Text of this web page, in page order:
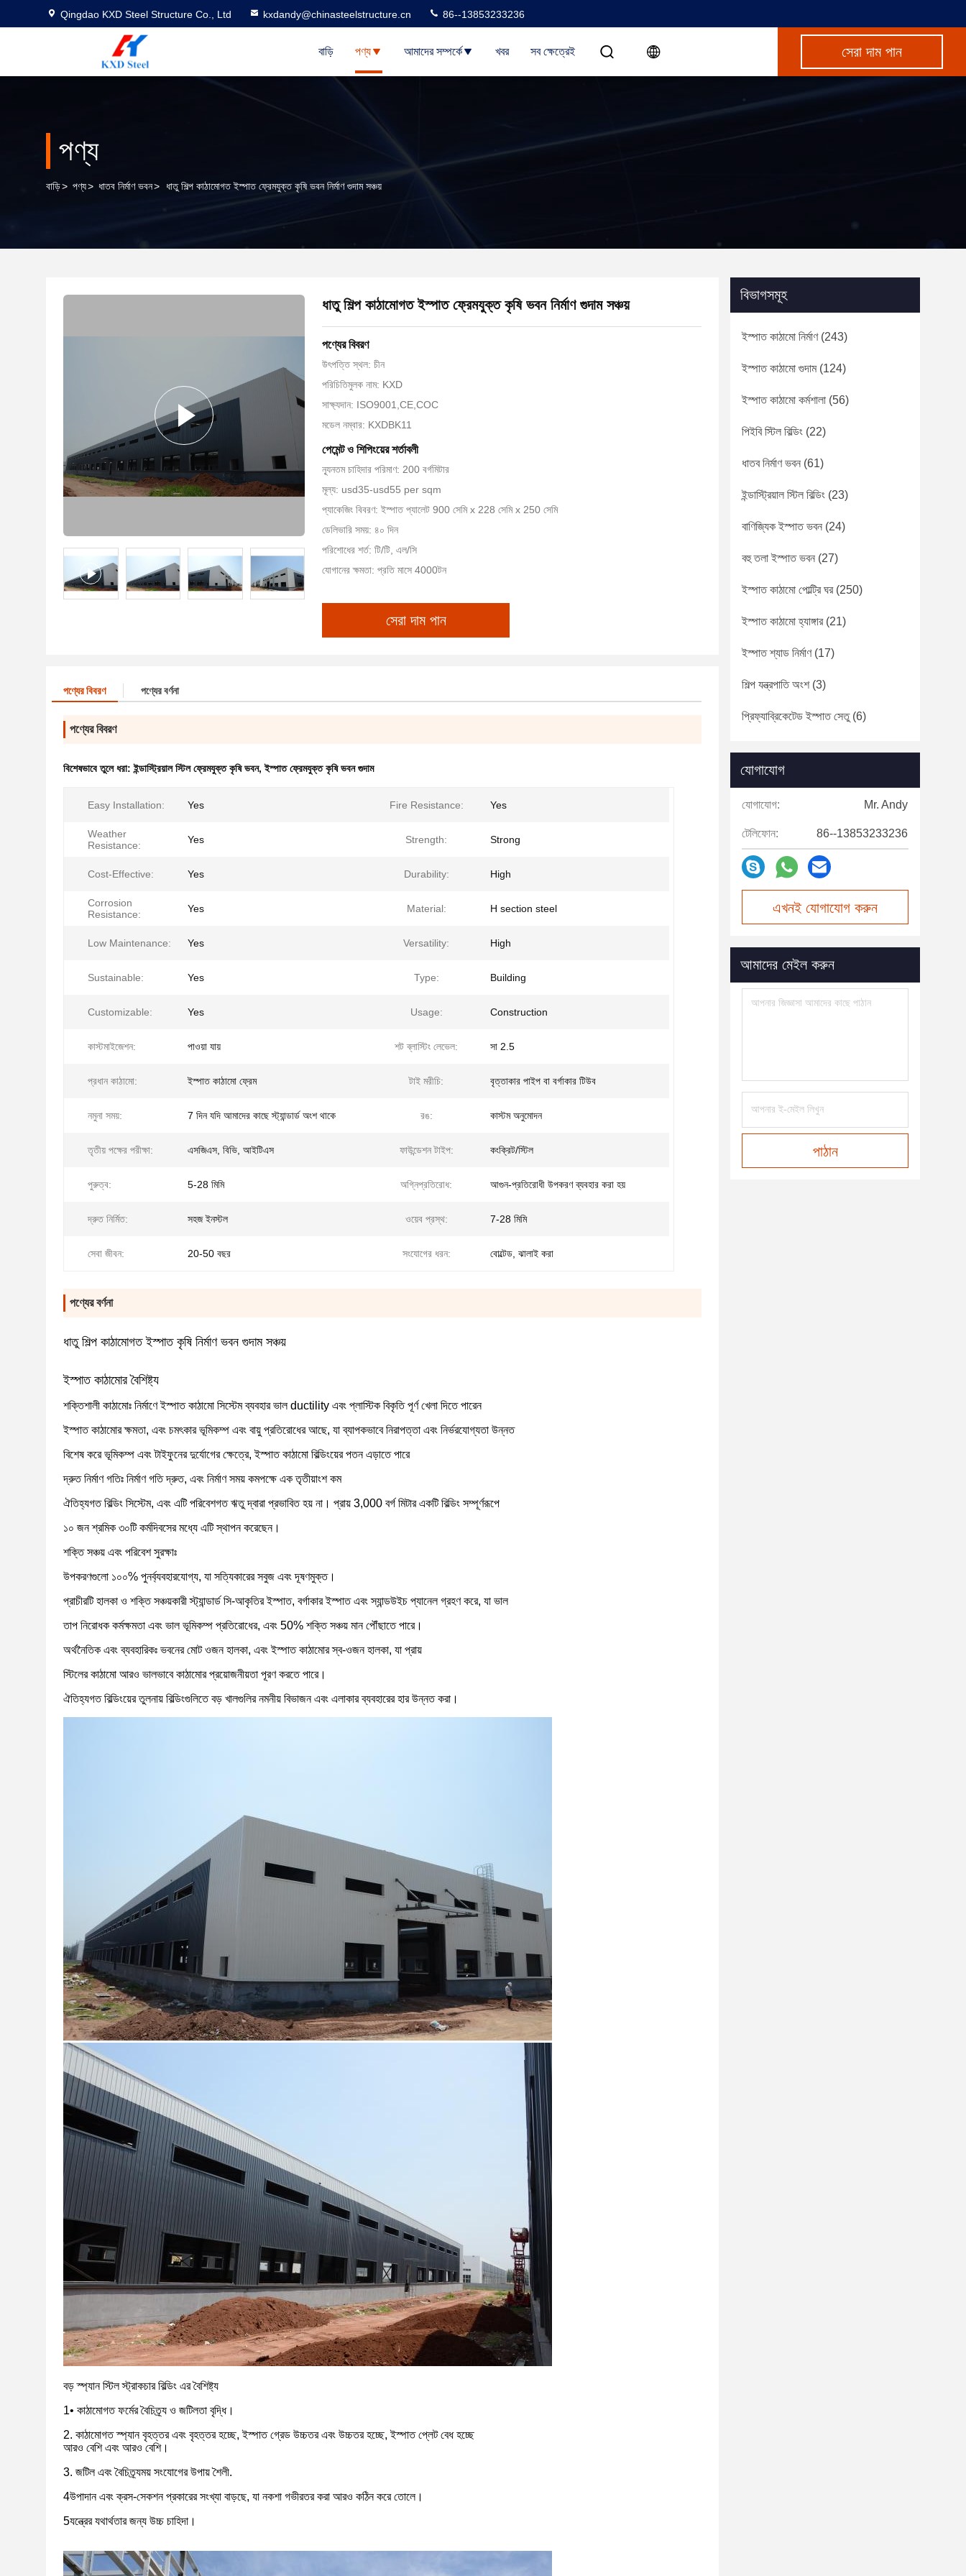
Qingdao KXD Steel Structure Co., Ltd kxdandy@chinasteelstructure.cn 86--13853233236
বাড়ি পণ্য আমাদের সম্পর্কে খবর সব ক্ষেত্রেই সেরা দাম পান
পণ্য
বাড়ি> পণ্য> ধাতব নির্মাণ ভবন> ধাতু শিল্প কাঠামোগত ইস্পাত ফ্রেমযুক্ত কৃষি ভবন নির্মাণ গুদাম সঞ্চয়
ধাতু শিল্প কাঠামোগত ইস্পাত ফ্রেমযুক্ত কৃষি ভবন নির্মাণ গুদাম সঞ্চয়
পণ্যের বিবরণ
উৎপত্তি স্থল: চীন
পরিচিতিমুলক নাম: KXD
সাক্ষ্যদান: ISO9001,CE,COC
মডেল নম্বার: KXDBK11
পেমেন্ট ও শিপিংয়ের শর্তাবলী
ন্যূনতম চাহিদার পরিমাণ: 200 বর্গমিটার
মূল্য: usd35-usd55 per sqm
প্যাকেজিং বিবরণ: ইস্পাত প্যালেট 900 সেমি x 228 সেমি x 250 সেমি
ডেলিভারি সময়: ৪০ দিন
পরিশোধের শর্ত: টি/টি, এল/সি
যোগানের ক্ষমতা: প্রতি মাসে 4000টন
সেরা দাম পান
পণ্যের বিবরণ পণ্যের বর্ণনা
পণ্যের বিবরণ
বিশেষভাবে তুলে ধরা:ইন্ডাস্ট্রিয়াল স্টিল ফ্রেমযুক্ত কৃষি ভবন,ইস্পাত ফ্রেমযুক্ত কৃষি ভবন গুদাম
Easy Installation: Yes Fire Resistance: Yes
Weather
Resistance:
Yes Strength: Strong
Cost-Effective: Yes Durability: High
Corrosion
Resistance:
Yes Material: H section steel
Low Maintenance: Yes Versatility: High
Sustainable: Yes Type: Building
Customizable: Yes Usage: Construction
কাস্টমাইজেশন: পাওয়া যায় শট ব্লাস্টিং লেভেল: সা 2.5
প্রধান কাঠামো: ইস্পাত কাঠামো ফ্রেম টাই মরীচি: বৃত্তাকার পাইপ বা বর্গাকার টিউব
নমুনা সময়: 7 দিন যদি আমাদের কাছে স্ট্যান্ডার্ড অংশ থাকে রঙ: কাস্টম অনুমোদন
তৃতীয় পক্ষের পরীক্ষা: এসজিএস, বিভি, আইটিএস ফাউন্ডেশন টাইপ: কংক্রিট/স্টিল
পুরুত্ব: 5-28 মিমি অগ্নিপ্রতিরোধ: আগুন-প্রতিরোধী উপকরণ ব্যবহার করা হয়
দ্রুত নির্মিত: সহজ ইনস্টল ওয়েব প্রস্থ: 7-28 মিমি
সেবা জীবন: 20-50 বছর সংযোগের ধরন: বোল্টেড, ঝালাই করা
পণ্যের বর্ণনা
ধাতু শিল্প কাঠামোগত ইস্পাত কৃষি নির্মাণ ভবন গুদাম সঞ্চয়
ইস্পাত কাঠামোর বৈশিষ্ট্য
শক্তিশালী কাঠামোঃ নির্মাণে ইস্পাত কাঠামো সিস্টেম ব্যবহার ভাল ductility এবং প্লাস্টিক বিকৃতি পূর্ণ খেলা দিতে পারেন
ইস্পাত কাঠামোর ক্ষমতা, এবং চমৎকার ভূমিকম্প এবং বায়ু প্রতিরোধের আছে, যা ব্যাপকভাবে নিরাপত্তা এবং নির্ভরযোগ্যতা উন্নত
বিশেষ করে ভূমিকম্প এবং টাইফুনের দুর্যোগের ক্ষেত্রে, ইস্পাত কাঠামো বিল্ডিংয়ের পতন এড়াতে পারে
দ্রুত নির্মাণ গতিঃ নির্মাণ গতি দ্রুত, এবং নির্মাণ সময় কমপক্ষে এক তৃতীয়াংশ কম
ঐতিহ্যগত বিল্ডিং সিস্টেম, এবং এটি পরিবেশগত ঋতু দ্বারা প্রভাবিত হয় না। প্রায় 3,000 বর্গ মিটার একটি বিল্ডিং সম্পূর্ণরূপে
১০ জন শ্রমিক ৩০টি কর্মদিবসের মধ্যে এটি স্থাপন করেছেন।
শক্তি সঞ্চয় এবং পরিবেশ সুরক্ষাঃ
উপকরণগুলো ১০০% পুনর্ব্যবহারযোগ্য, যা সত্যিকারের সবুজ এবং দূষণমুক্ত।
প্রাচীরটি হালকা ও শক্তি সঞ্চয়কারী স্ট্যান্ডার্ড সি-আকৃতির ইস্পাত, বর্গাকার ইস্পাত এবং স্যান্ডউইচ প্যানেল গ্রহণ করে, যা ভাল
তাপ নিরোধক কর্মক্ষমতা এবং ভাল ভূমিকম্প প্রতিরোধের, এবং 50% শক্তি সঞ্চয় মান পৌঁছাতে পারে।
অর্থনৈতিক এবং ব্যবহারিকঃ ভবনের মোট ওজন হালকা, এবং ইস্পাত কাঠামোর স্ব-ওজন হালকা, যা প্রায়
স্টিলের কাঠামো আরও ভালভাবে কাঠামোর প্রয়োজনীয়তা পূরণ করতে পারে।
ঐতিহ্যগত বিল্ডিংয়ের তুলনায় বিল্ডিংগুলিতে বড় খালগুলির নমনীয় বিভাজন এবং এলাকার ব্যবহারের হার উন্নত করা।
বড় স্প্যান স্টিল স্ট্রাকচার বিল্ডিং এর বৈশিষ্ট্য
1• কাঠামোগত ফর্মের বৈচিত্র্য ও জটিলতা বৃদ্ধি।
2. কাঠামোগত স্প্যান বৃহত্তর এবং বৃহত্তর হচ্ছে, ইস্পাত গ্রেড উচ্চতর এবং উচ্চতর হচ্ছে, ইস্পাত প্লেট বেধ হচ্ছে
আরও বেশি এবং আরও বেশি।
3. জটিল এবং বৈচিত্র্যময় সংযোগের উপায় শৈলী.
4উপাদান এবং ক্রস-সেকশন প্রকারের সংখ্যা বাড়ছে, যা নকশা গভীরতর করা আরও কঠিন করে তোলে।
5যন্ত্রের যথার্থতার জন্য উচ্চ চাহিদা।
বিভাগসমূহ
ইস্পাত কাঠামো নির্মাণ(243)
ইস্পাত কাঠামো গুদাম(124)
ইস্পাত কাঠামো কর্মশালা (56)
পিইবি স্টিল বিল্ডিং (22)
ধাতব নির্মাণ ভবন (61)
ইন্ডাস্ট্রিয়াল স্টিল বিল্ডিং (23)
বাণিজ্যিক ইস্পাত ভবন (24)
বহু তলা ইস্পাত ভবন (27)
ইস্পাত কাঠামো পোল্ট্রি ঘর(250)
ইস্পাত কাঠামো হ্যাঙ্গার(21)
ইস্পাত শ্যাড নির্মাণ(17)
শিল্প যন্ত্রপাতি অংশ(3)
প্রিফ্যাব্রিকেটেড ইস্পাত সেতু(6)
যোগাযোগ
যোগাযোগ: Mr. Andy
টেলিফোন: 86--13853233236
এখনই যোগাযোগ করুন
আমাদের মেইল করুন
পাঠান